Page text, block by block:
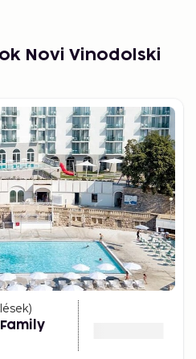
Novi Vinodolski
)